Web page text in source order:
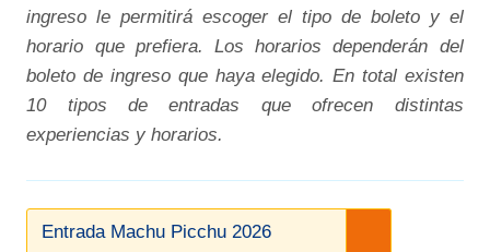
ingreso le permitirá escoger el tipo de boleto y el
horario que prefiera. Los horarios dependerán del
boleto de ingreso que haya elegido. En total existen
10 tipos de entradas que ofrecen distintas
experiencias y horarios.
Entrada Machu Picchu 2026